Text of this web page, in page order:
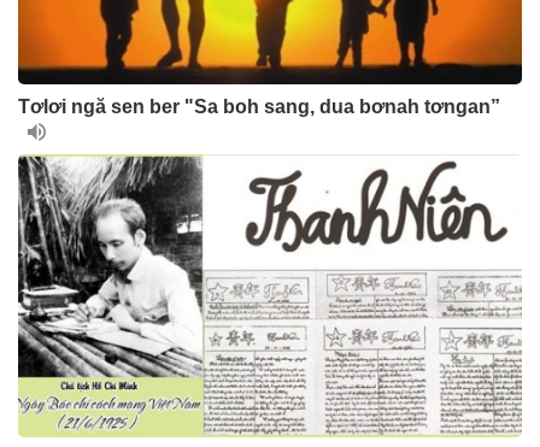
Tơlơi ngă sen ber "Sa boh sang, dua bơnah tơngan”